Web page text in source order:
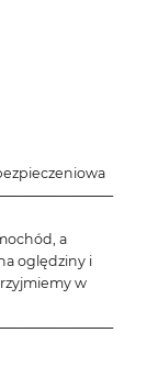
a
oględziny i
w